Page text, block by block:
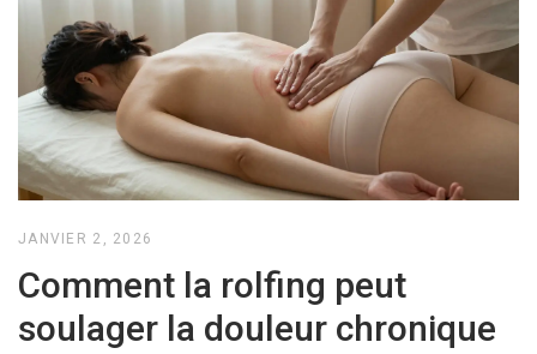
JANVIER 2, 2026
Comment la rolfing peut
soulager la douleur chronique